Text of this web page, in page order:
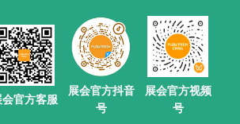
会官方客服
展会官方抖音
号
展会官方视频
号